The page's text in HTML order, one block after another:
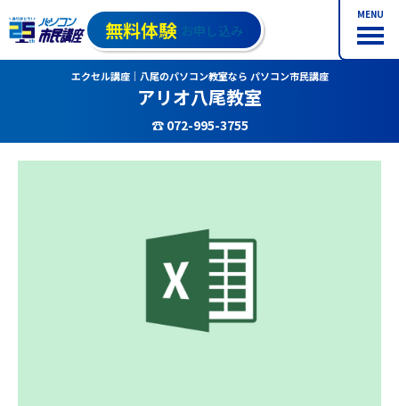
MENU
無料体験 お申し込み
エクセル講座｜八尾のパソコン教室なら パソコン市民講座
アリオ八尾教室
☎ 072-995-3755